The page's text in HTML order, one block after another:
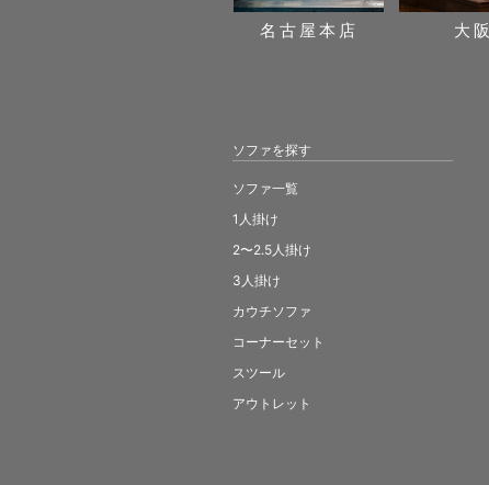
名古屋本店 大阪
ソファを探す
ソファ一覧
1人掛け
2〜2.5人掛け
3人掛け
カウチソファ
コーナーセット
スツール
アウトレット